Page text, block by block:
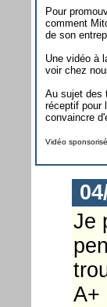
Pour
comment
de son
Une vidéo à
voir chez
Au sujet des
réceptif pour
convaincre
Vidéo
Je
A+